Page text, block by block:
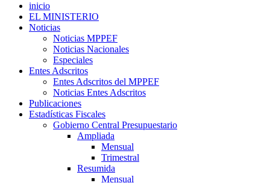
inicio
EL MINISTERIO
Noticias
Noticias MPPEF
Noticias Nacionales
Especiales
Entes Adscritos
Entes Adscritos del MPPEF
Noticias Entes Adscritos
Publicaciones
Estadísticas Fiscales
Gobierno Central Presupuestario
Ampliada
Mensual
Trimestral
Resumida
Mensual